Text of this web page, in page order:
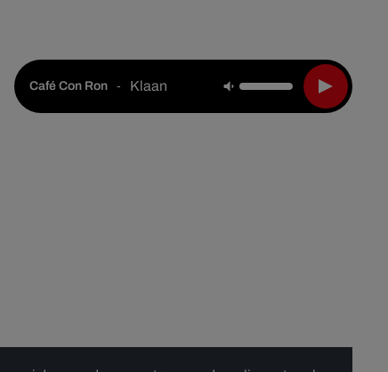
Café Con Ron - Klaan